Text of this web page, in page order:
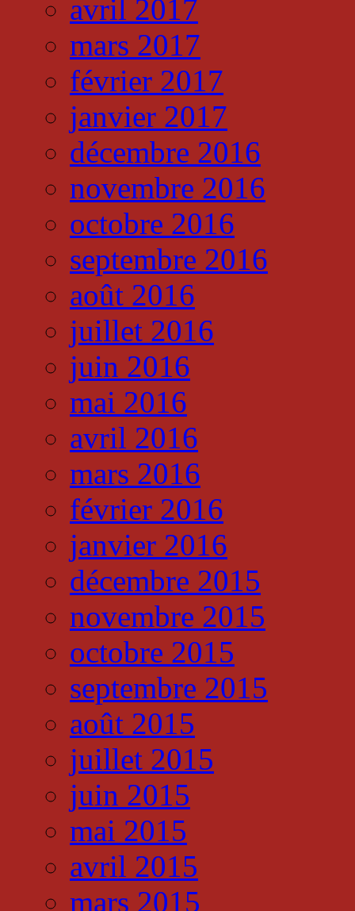
avril 2017
mars 2017
février 2017
janvier 2017
décembre 2016
novembre 2016
octobre 2016
septembre 2016
août 2016
juillet 2016
juin 2016
mai 2016
avril 2016
mars 2016
février 2016
janvier 2016
décembre 2015
novembre 2015
octobre 2015
septembre 2015
août 2015
juillet 2015
juin 2015
mai 2015
avril 2015
mars 2015